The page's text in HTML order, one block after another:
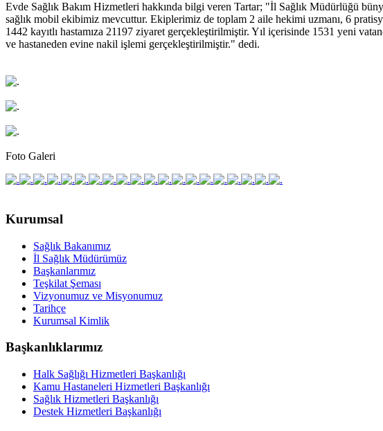
Evde Sağlık Bakım Hizmetleri hakkında bilgi veren Tartar; "İl Sağlık Müdürlüğü
sağlık mobil ekibimiz mevcuttur. Ekiplerimiz de toplam 2 aile hekimi uzmanı, 6
1442 kayıtlı hastamıza 21197 ziyaret gerçekleştirilmiştir. Yıl içerisinde 1531 yeni
ve hastaneden evine nakil işlemi gerçekleştirilmiştir." dedi.
Foto Galeri
Kurumsal
Sağlık Bakanımız
İl Sağlık Müdürümüz
Başkanlarımız
Teşkilat Şeması
Vizyonumuz ve Misyonumuz
Tarihçe
Kurumsal Kimlik
Başkanlıklarımız
Halk Sağlığı Hizmetleri Başkanlığı
Kamu Hastaneleri Hizmetleri Başkanlığı
Sağlık Hizmetleri Başkanlığı
Destek Hizmetleri Başkanlığı